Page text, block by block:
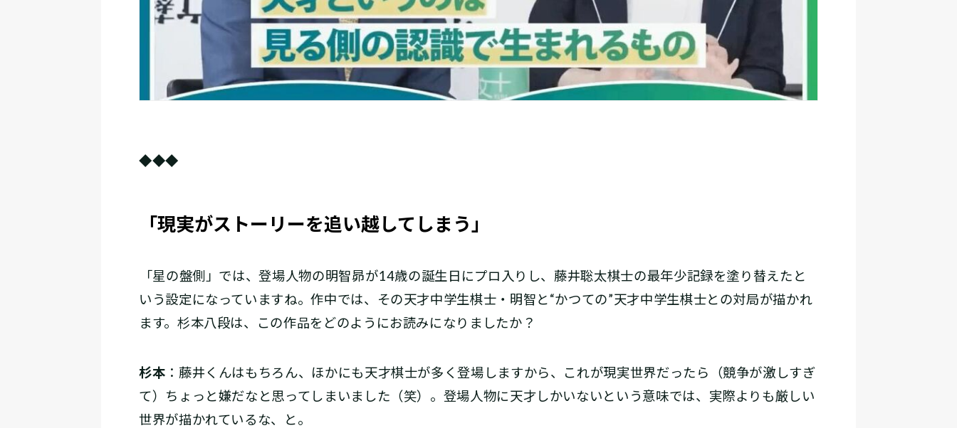
◆◆◆
「現実がストーリーを追い越してしまう」
――「星の盤側」では、登場人物の明智昴が14歳の誕生日にプロ入りし、藤井聡太棋士の最年少記録を塗り替えたと
いう設定になっていますね。作中では、その天才中学生棋士・明智と“かつての”天才中学生棋士との対局が描かれ
ます。杉本八段は、この作品をどのようにお読みになりましたか？
杉本 ：藤井くんはもちろん、ほかにも天才棋士が多く登場しますから、これが現実世界だったら（競争が激しすぎ
て）ちょっと嫌だなと思ってしまいました（笑）。登場人物に天才しかいないという意味では、実際よりも厳しい
世界が描かれているな、と。